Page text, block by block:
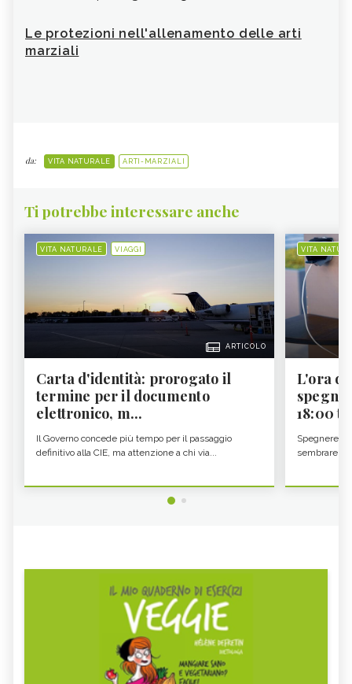
Le protezioni nell'allenamento delle arti
marziali
da: VITA NATURALE ARTI-MARZIALI
Ti potrebbe interessare anche
VITA NATURALE VIAGGI
ARTICOLO
Carta d'identità: prorogato il
termine per il documento
elettronico, m...
Il Governo concede più tempo per il passaggio
definitivo alla CIE, ma attenzione a chi via...
VITA
L'ora
18:00 ti
Spegnere lo
sembrare